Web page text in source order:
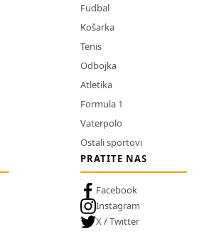
Fudbal
Košarka
Tenis
Odbojka
Atletika
Formula 1
Vaterpolo
Ostali sportovi
PRATITE NAS
Facebook
Instagram
X / Twitter